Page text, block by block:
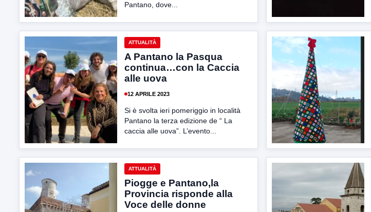
Pantano, dove...
ATTUALITÀ
A Pantano la Pasqua
continua…con la Caccia
alle uova
12 APRILE 2023
Si è svolta ieri pomeriggio in località
Pantano la terza edizione de “ La
caccia alle uova”. L’evento...
ATTUALITÀ
Piogge e Pantano,la
Provincia risponde alla
Voce delle donne